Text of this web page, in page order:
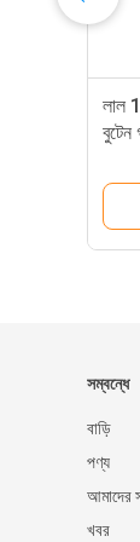
লাল
বুটেন
সম্বন্ধে
বাড়ি
পণ্য
আমাদের
খবর